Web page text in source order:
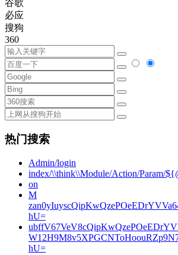
谷歌
必应
搜狗
360
热门搜索
Admin/login
index/\\think\\Module/Action/Param/
on
M
hU=
hU=